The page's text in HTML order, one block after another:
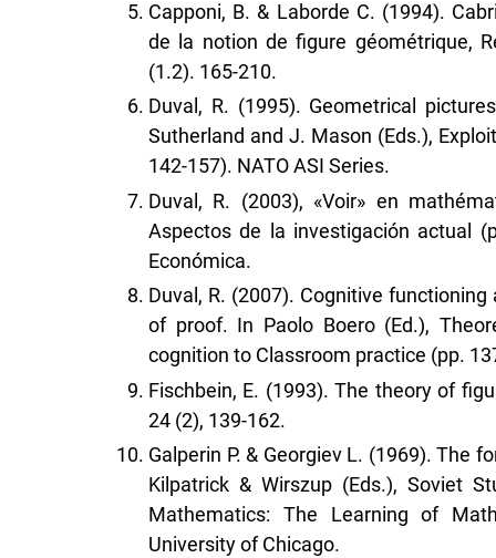
Capponi, B. & Laborde C. (1994).
de la notion de figure géométrique,
(1.2). 165-210.
Duval, R. (1995). Geometrical
Sutherland and J. Mason (Eds.),
142-157). NATO ASI Series.
Duval, R. (2003), «Voir» en
Aspectos de la investigación actual
Económica.
Duval, R. (2007). Cognitive
of proof. In Paolo Boero (Ed.),
cognition to Classroom practice (pp.
Fischbein, E. (1993). The theory of
24 (2), 139-162.
Galperin P. & Georgiev L. (1969). The
Kilpatrick & Wirszup (Eds.), Soviet
Mathematics: The Learning of
University of Chicago.